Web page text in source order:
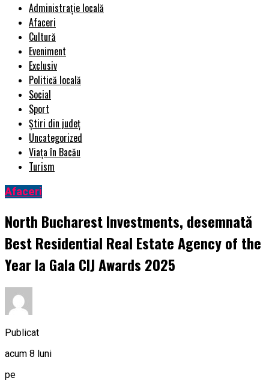
Administrație locală
Afaceri
Cultură
Eveniment
Exclusiv
Politică locală
Social
Sport
Știri din județ
Uncategorized
Viața în Bacău
Turism
Afaceri
North Bucharest Investments, desemnată
Best Residential Real Estate Agency of the
Year la Gala CIJ Awards 2025
Publicat
acum 8 luni
pe